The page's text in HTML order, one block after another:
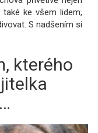
ke všem lidem,
S nadšením si
kterého